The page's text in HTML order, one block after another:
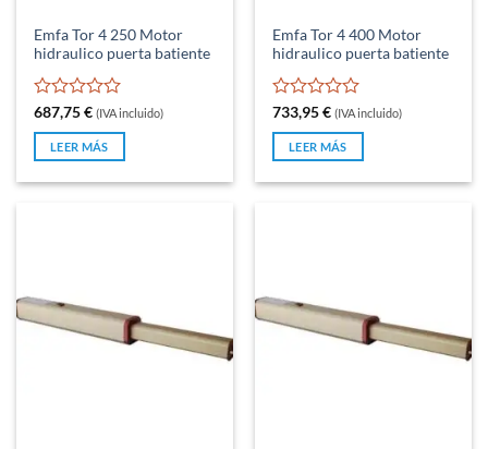
Emfa Tor 4 250 Motor
hidraulico puerta batiente
Valorado
con
de
5
687,75€ (IVA incluido)
LEER MÁS
Emfa Tor 4 400 Motor
hidraulico puerta batiente
Valorado
con
de
5
733,95€ (IVA incluido)
LEER MÁS